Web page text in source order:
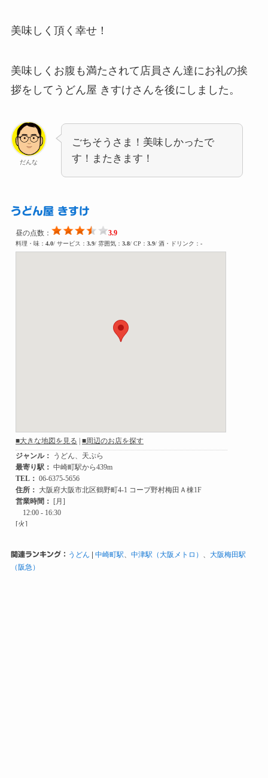
美味しく頂く幸せ！
美味しくお腹も満たされて店員さん達にお礼の挨
拶をしてうどん屋 きすけさんを後にしました。
だんな
ごちそうさま！美味しかったで
す！またきます！
うどん屋 きすけ
関連ランキング： うどん 中崎町駅、 中津駅（大阪メトロ） 、 大阪梅田駅
（阪急）